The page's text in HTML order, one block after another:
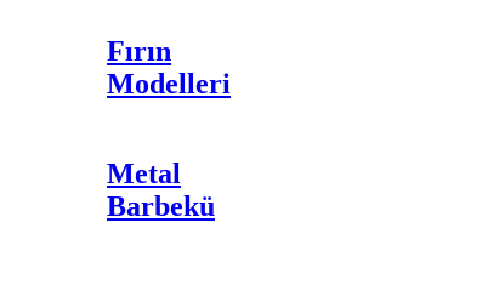
Fırın
Modelleri
Metal
Barbekü